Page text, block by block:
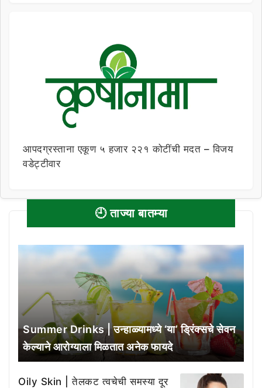
आपदग्रस्ताना एकूण ५ हजार २२१ कोटींची मदत – विजय
वडेट्टीवार
🕘 ताज्या बातम्या
Summer Drinks | उन्हाळ्यामध्ये ‘या’ ड्रिंक्सचे सेवन
केल्याने आरोग्याला मिळतात अनेक फायदे
Oily Skin | तेलकट त्वचेची समस्या दूर